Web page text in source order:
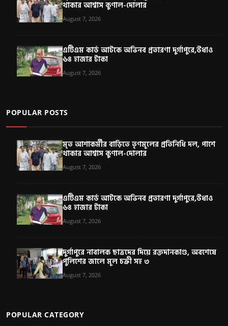
থাকার আশ্বাস কুণাল-দোলার
August 7, 2026
এটিএম কার্ড আটকে অভিনব প্রতারণা দুর্গাপুরে,উধাও
৬৪ হাজার টাকা
August 7, 2026
POPULAR POSTS
মৃত আশাকর্মীর বাড়িতে তৃণমূলের প্রতিনিধি দল, পাশে
থাকার আশ্বাস কুণাল-দোলার
August 7, 2026
এটিএম কার্ড আটকে অভিনব প্রতারণা দুর্গাপুরে,উধাও
৬৪ হাজার টাকা
August 7, 2026
দুর্গাপুরে নাবালক ছাত্রদের দিয়ে রক্তদানকাণ্ড, অবশেষে
পুলিশের জালে মূল চক্রী সহ ৩
August 7, 2026
POPULAR CATEGORY